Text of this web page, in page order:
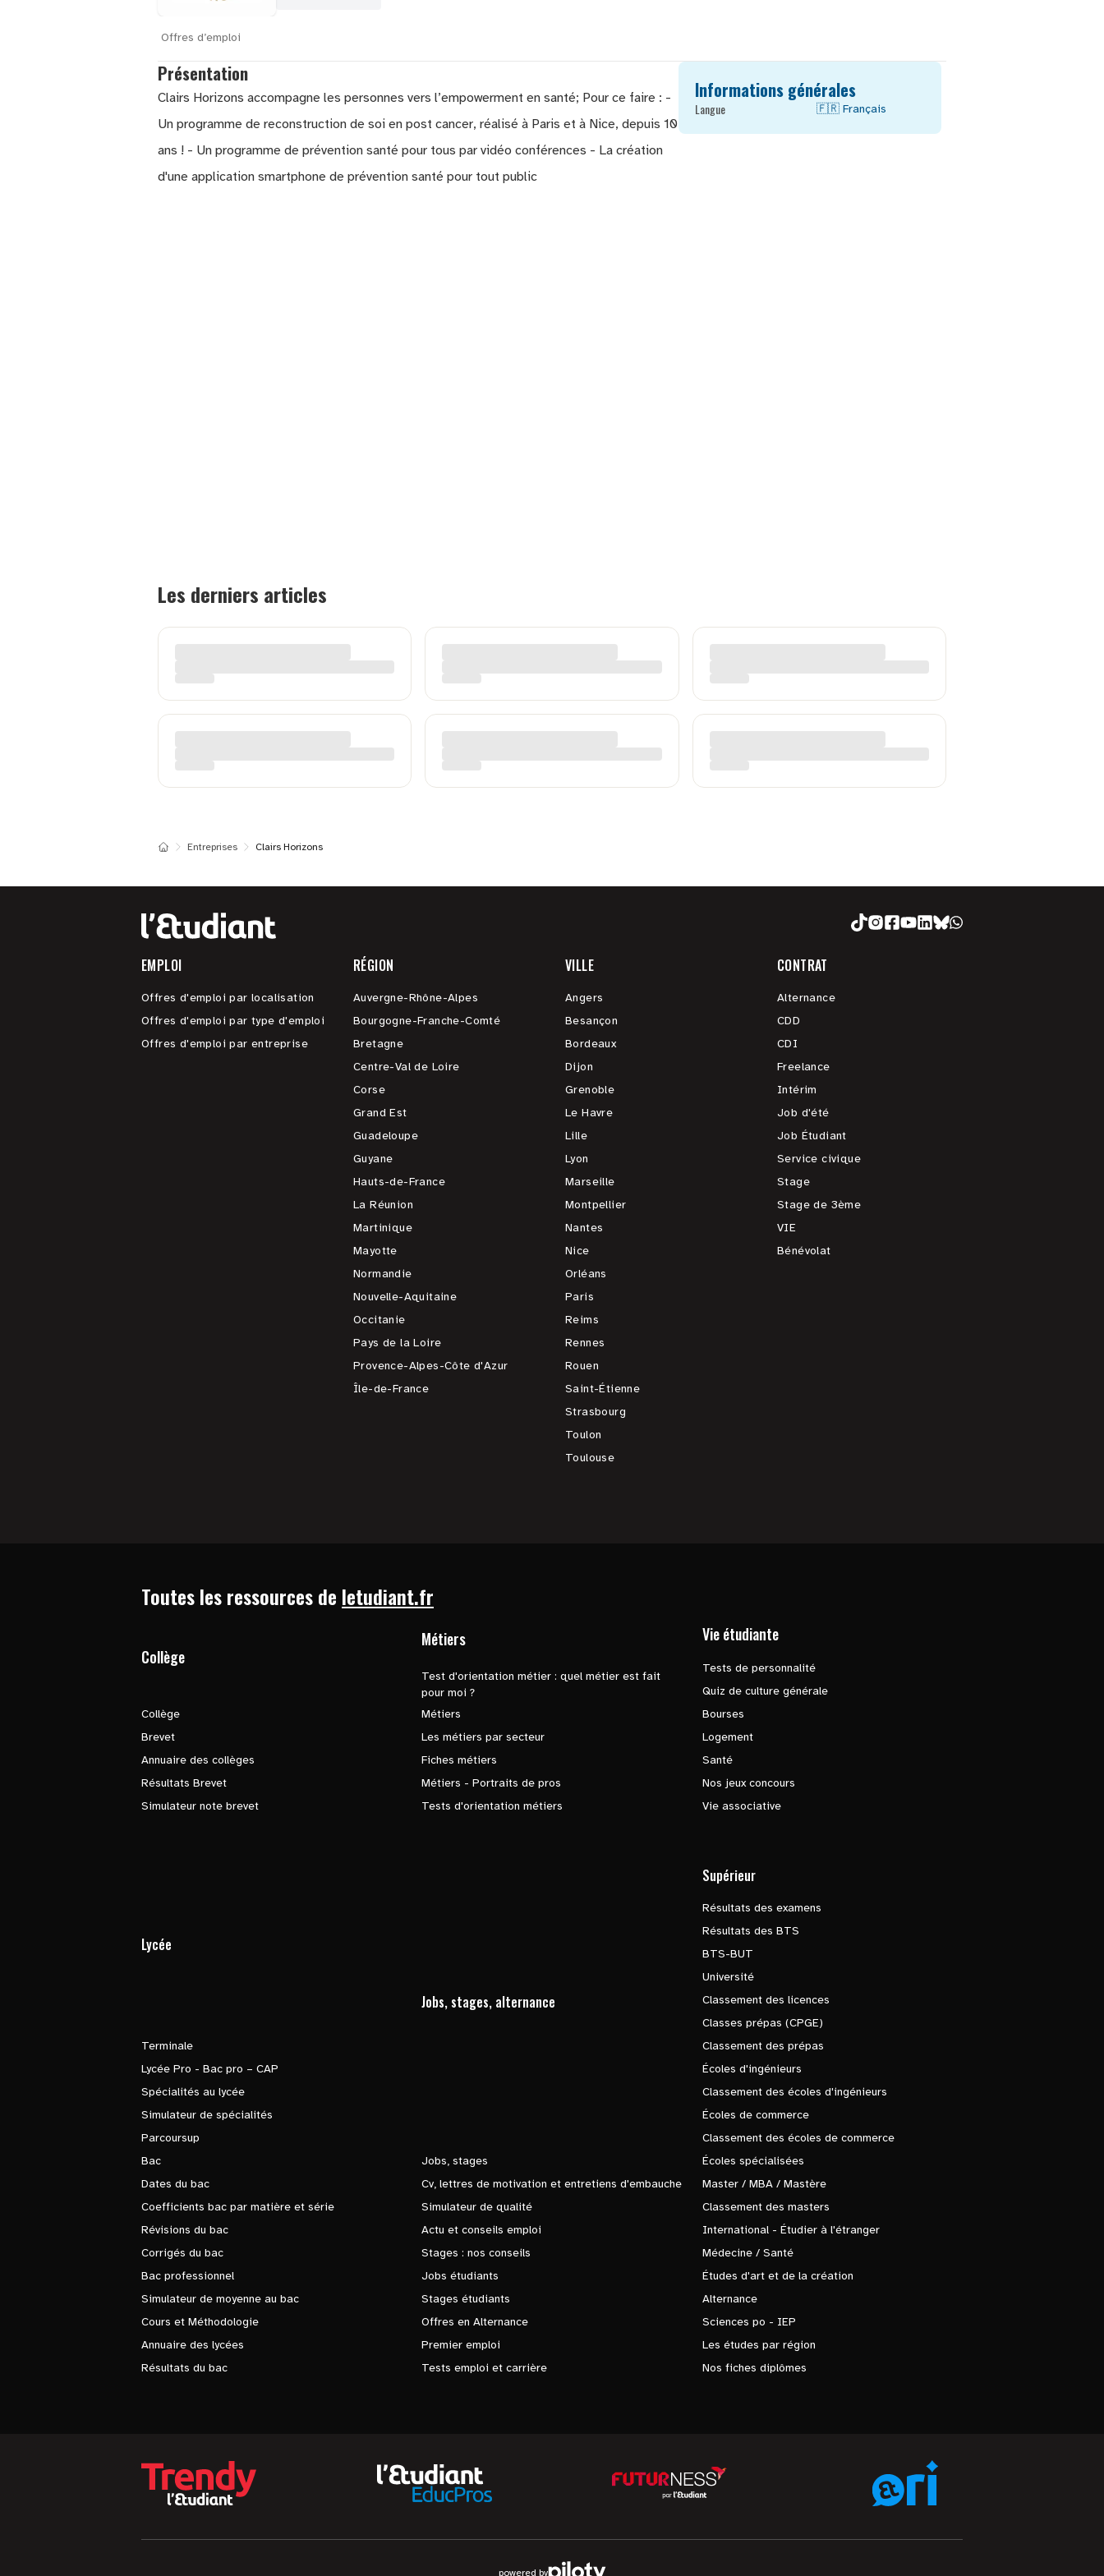
Offres d’emploi
Présentation
Clairs Horizons accompagne les personnes vers l’empowerment en santé; Pour ce faire : -
Un programme de reconstruction de soi en post cancer, réalisé à Paris et à Nice, depuis 10
ans ! - Un programme de prévention santé pour tous par vidéo conférences - La création
d'une application smartphone de prévention santé pour tout public
Informations générales
Langue 🇫🇷 Français
Les derniers articles
Entreprises Clairs Horizons
EMPLOI
Offres d'emploi par localisation
Offres d'emploi par type d'emploi
Offres d'emploi par entreprise
RÉGION
Auvergne-Rhône-Alpes
Bourgogne-Franche-Comté
Bretagne
Centre-Val de Loire
Corse
Grand Est
Guadeloupe
Guyane
Hauts-de-France
La Réunion
Martinique
Mayotte
Normandie
Nouvelle-Aquitaine
Occitanie
Pays de la Loire
Provence-Alpes-Côte d'Azur
Île-de-France
VILLE
Angers
Besançon
Bordeaux
Dijon
Grenoble
Le Havre
Lille
Lyon
Marseille
Montpellier
Nantes
Nice
Orléans
Paris
Reims
Rennes
Rouen
Saint-Étienne
Strasbourg
Toulon
Toulouse
CONTRAT
Alternance
CDD
CDI
Freelance
Intérim
Job d'été
Job Étudiant
Service civique
Stage
Stage de 3ème
VIE
Bénévolat
Toutes les ressources de letudiant.fr
Collège
Collège
Brevet
Annuaire des collèges
Résultats Brevet
Simulateur note brevet
Métiers
Test d'orientation métier : quel métier est fait
pour moi ?
Métiers
Les métiers par secteur
Fiches métiers
Métiers - Portraits de pros
Tests d'orientation métiers
Vie étudiante
Tests de personnalité
Quiz de culture générale
Bourses
Logement
Santé
Nos jeux concours
Vie associative
Lycée
Terminale
Lycée Pro - Bac pro – CAP
Spécialités au lycée
Simulateur de spécialités
Parcoursup
Bac
Dates du bac
Coefficients bac par matière et série
Révisions du bac
Corrigés du bac
Bac professionnel
Simulateur de moyenne au bac
Cours et Méthodologie
Annuaire des lycées
Résultats du bac
Jobs, stages, alternance
Jobs, stages
Cv, lettres de motivation et entretiens d'embauche
Simulateur de qualité
Actu et conseils emploi
Stages : nos conseils
Jobs étudiants
Stages étudiants
Offres en Alternance
Premier emploi
Tests emploi et carrière
Supérieur
Résultats des examens
Résultats des BTS
BTS-BUT
Université
Classement des licences
Classes prépas (CPGE)
Classement des prépas
Écoles d'ingénieurs
Classement des écoles d'ingénieurs
Écoles de commerce
Classement des écoles de commerce
Écoles spécialisées
Master / MBA / Mastère
Classement des masters
International - Étudier à l'étranger
Médecine / Santé
Études d'art et de la création
Alternance
Sciences po - IEP
Les études par région
Nos fiches diplômes
powered by